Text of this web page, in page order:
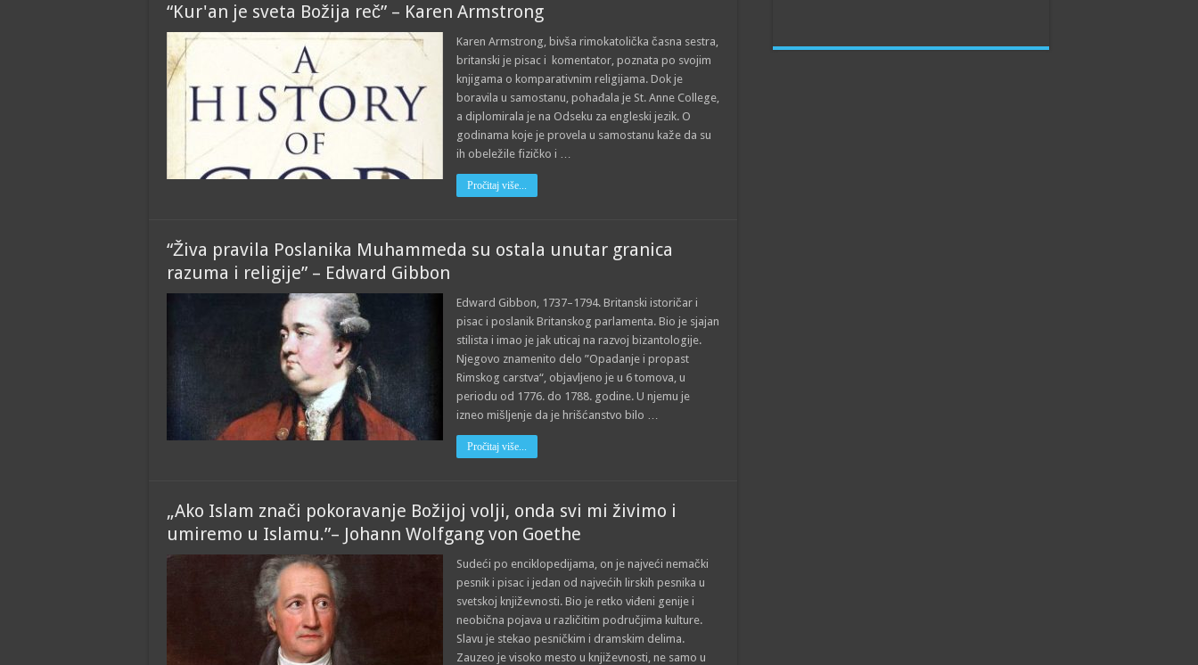
“Kur'an je sveta Božija reč” – Karen Armstrong
Karen Armstrong, bivša rimokatolička časna sestra,
britanski je pisac i komentator, poznata po svojim
knjigama o komparativnim religijama. Dok je
boravila u samostanu, pohađala je St. Anne College,
a diplomirala je na Odseku za engleski jezik. O
godinama koje je provela u samostanu kaže da su
ih obeležile fizičko i …
Pročitaj više...
“Živa pravila Poslanika Muhammeda su ostala unutar granica
razuma i religije” – Edward Gibbon
Edward Gibbon, 1737–1794. Britanski istoričar i
pisac i poslanik Britanskog parlamenta. Bio je sjajan
stilista i imao je jak uticaj na razvoj bizantologije.
Njegovo znamenito delo ”Opadanje i propast
Rimskog carstva“, objavljeno je u 6 tomova, u
periodu od 1776. do 1788. godine. U njemu je
izneo mišljenje da je hrišćanstvo bilo …
Pročitaj više...
„Ako Islam znači pokoravanje Božijoj volji, onda svi mi živimo i
umiremo u Islamu.”– Johann Wolfgang von Goethe
Sudeći po enciklopedijama, on je najveći nemački
pesnik i pisac i jedan od najvećih lirskih pesnika u
svetskoj književnosti. Bio je retko viđeni genije i
neobična pojava u različitim područjima kulture.
Slavu je stekao pesničkim i dramskim delima.
Zauzeo je visoko mesto u književnosti, ne samo u